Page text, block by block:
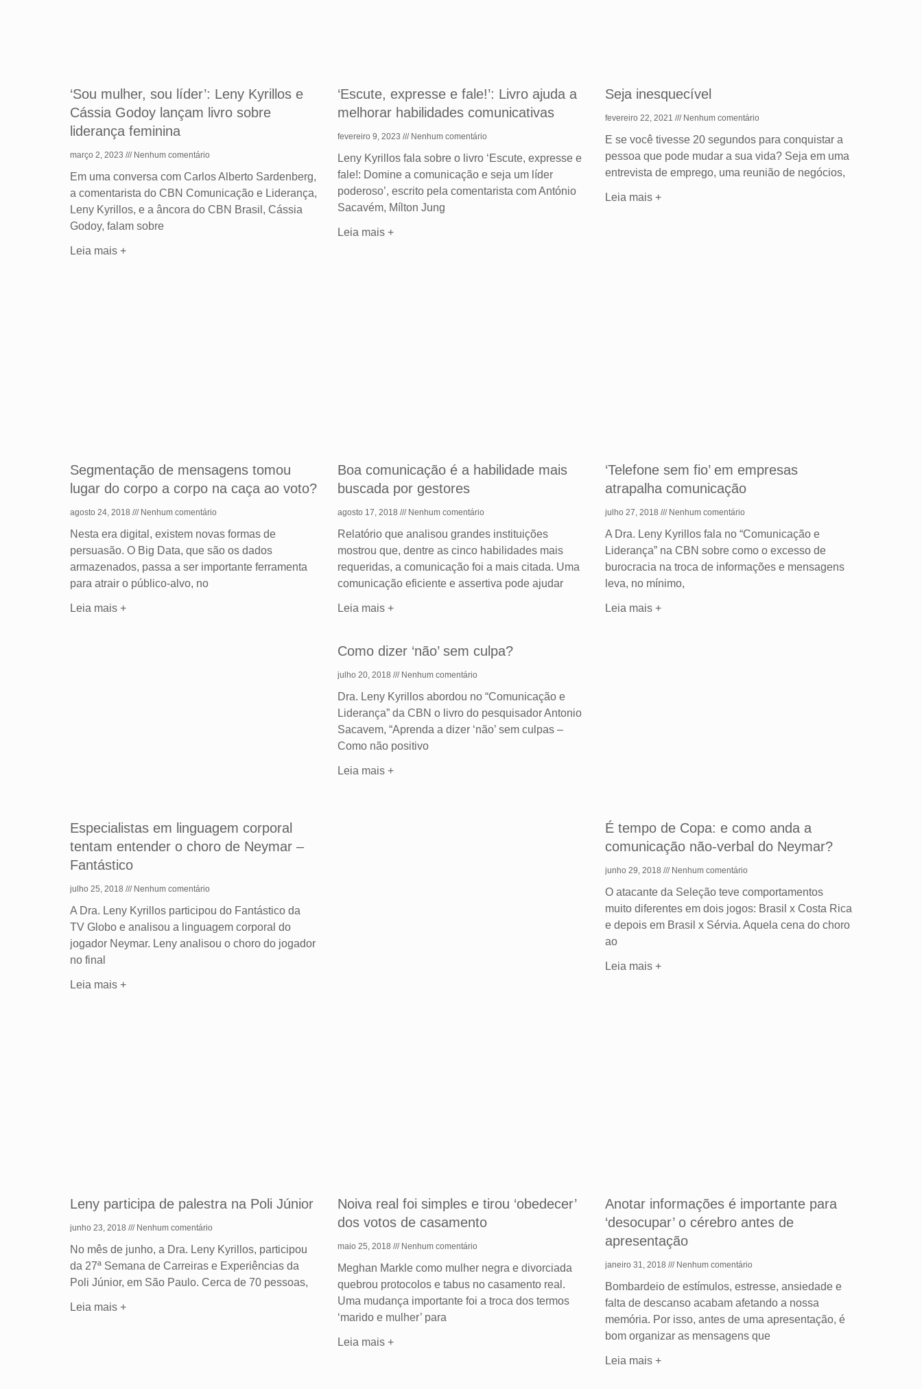
‘Sou mulher, sou líder’: Leny Kyrillos e
Cássia Godoy lançam livro sobre
liderança feminina
março 2, 2023 Nenhum comentário
Em uma conversa com Carlos Alberto Sardenberg,
a comentarista do CBN Comunicação e Liderança,
Leny Kyrillos, e a âncora do CBN Brasil, Cássia
Godoy, falam sobre
Leia mais +
‘Escute, expresse e fale!’: Livro ajuda a
melhorar habilidades comunicativas
fevereiro 9, 2023 Nenhum comentário
Leny Kyrillos fala sobre o livro ‘Escute, expresse e
fale!: Domine a comunicação e seja um líder
poderoso’, escrito pela comentarista com António
Sacavém, Mílton Jung
Leia mais +
Seja inesquecível
fevereiro 22, 2021 Nenhum comentário
E se você tivesse 20 segundos para conquistar a
pessoa que pode mudar a sua vida? Seja em uma
entrevista de emprego, uma reunião de negócios,
Leia mais +
Segmentação de mensagens tomou
lugar do corpo a corpo na caça ao voto?
agosto 24, 2018 Nenhum comentário
Nesta era digital, existem novas formas de
persuasão. O Big Data, que são os dados
armazenados, passa a ser importante ferramenta
para atrair o público-alvo, no
Leia mais +
Boa comunicação é a habilidade mais
buscada por gestores
agosto 17, 2018 Nenhum comentário
Relatório que analisou grandes instituições
mostrou que, dentre as cinco habilidades mais
requeridas, a comunicação foi a mais citada. Uma
comunicação eficiente e assertiva pode ajudar
Leia mais +
‘Telefone sem fio’ em empresas
atrapalha comunicação
julho 27, 2018 Nenhum comentário
A Dra. Leny Kyrillos fala no “Comunicação e
Liderança” na CBN sobre como o excesso de
burocracia na troca de informações e mensagens
leva, no mínimo,
Leia mais +
Especialistas em linguagem corporal
tentam entender o choro de Neymar –
Fantástico
julho 25, 2018 Nenhum comentário
A Dra. Leny Kyrillos participou do Fantástico da
TV Globo e analisou a linguagem corporal do
jogador Neymar. Leny analisou o choro do jogador
no final
Leia mais +
Como dizer ‘não’ sem culpa?
julho 20, 2018 Nenhum comentário
Dra. Leny Kyrillos abordou no “Comunicação e
Liderança” da CBN o livro do pesquisador Antonio
Sacavem, “Aprenda a dizer ‘não’ sem culpas –
Como não positivo
Leia mais +
É tempo de Copa: e como anda a
comunicação não-verbal do Neymar?
junho 29, 2018 Nenhum comentário
O atacante da Seleção teve comportamentos
muito diferentes em dois jogos: Brasil x Costa Rica
e depois em Brasil x Sérvia. Aquela cena do choro
ao
Leia mais +
Leny participa de palestra na Poli Júnior
junho 23, 2018 Nenhum comentário
No mês de junho, a Dra. Leny Kyrillos, participou
da 27ª Semana de Carreiras e Experiências da
Poli Júnior, em São Paulo. Cerca de 70 pessoas,
Leia mais +
Noiva real foi simples e tirou ‘obedecer’
dos votos de casamento
maio 25, 2018 Nenhum comentário
Meghan Markle como mulher negra e divorciada
quebrou protocolos e tabus no casamento real.
Uma mudança importante foi a troca dos termos
‘marido e mulher’ para
Leia mais +
Anotar informações é importante para
‘desocupar’ o cérebro antes de
apresentação
janeiro 31, 2018 Nenhum comentário
Bombardeio de estímulos, estresse, ansiedade e
falta de descanso acabam afetando a nossa
memória. Por isso, antes de uma apresentação, é
bom organizar as mensagens que
Leia mais +